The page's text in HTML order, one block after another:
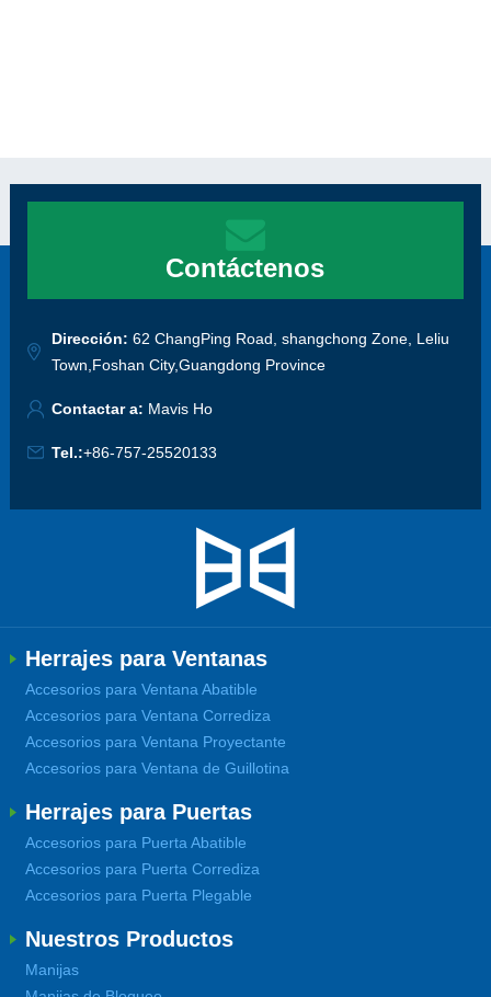
Contáctenos
Dirección: 62 ChangPing Road, shangchong Zone, Leliu
Town,Foshan City,Guangdong Province
Contactar a: Mavis Ho
Tel.:+86-757-25520133
Herrajes para Ventanas
Accesorios para Ventana Abatible
Accesorios para Ventana Corrediza
Accesorios para Ventana Proyectante
Accesorios para Ventana de Guillotina
Herrajes para Puertas
Accesorios para Puerta Abatible
Accesorios para Puerta Corrediza
Accesorios para Puerta Plegable
Nuestros Productos
Manijas